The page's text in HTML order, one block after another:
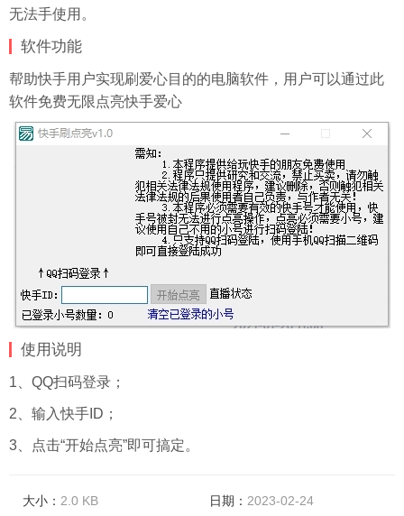
无法手使用。
软件功能
帮助快手用户实现刷爱心目的的电脑软件，用户可以通过此
软件免费无限点亮快手爱心
使用说明
1、QQ扫码登录；
2、输入快手ID；
3、点击“开始点亮”即可搞定。
大小： 2.0 KB 日期： 2023-02-24